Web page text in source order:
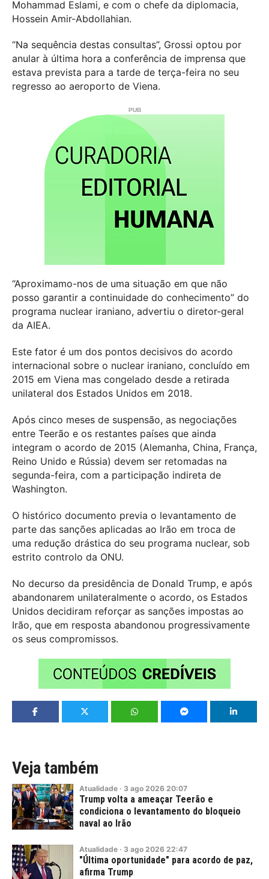
Mohammad Eslami, e com o chefe da diplomacia,
Hossein Amir-Abdollahian.
“Na sequência destas consultas”, Grossi optou por
anular à última hora a conferência de imprensa que
estava prevista para a tarde de terça-feira no seu
regresso ao aeroporto de Viena.
“Aproximamo-nos de uma situação em que não
posso garantir a continuidade do conhecimento” do
programa nuclear iraniano, advertiu o diretor-geral
da AIEA.
Este fator é um dos pontos decisivos do acordo
internacional sobre o nuclear iraniano, concluído em
2015 em Viena mas congelado desde a retirada
unilateral dos Estados Unidos em 2018.
Após cinco meses de suspensão, as negociações
entre Teerão e os restantes países que ainda
integram o acordo de 2015 (Alemanha, China, França,
Reino Unido e Rússia) devem ser retomadas na
segunda-feira, com a participação indireta de
Washington.
O histórico documento previa o levantamento de
parte das sanções aplicadas ao Irão em troca de
uma redução drástica do seu programa nuclear, sob
estrito controlo da ONU.
No decurso da presidência de Donald Trump, e após
abandonarem unilateralmente o acordo, os Estados
Unidos decidiram reforçar as sanções impostas ao
Irão, que em resposta abandonou progressivamente
os seus compromissos.
Veja também
Atualidade · 3 ago 2026 20:07
Trump volta a ameaçar Teerão e
condiciona o levantamento do bloqueio
naval ao Irão
Atualidade · 3 ago 2026 22:47
"Última oportunidade" para acordo de paz,
afirma Trump